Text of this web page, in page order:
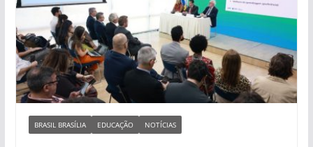
BRASIL BRASÍLIA EDUCAÇÃO NOTÍCIAS